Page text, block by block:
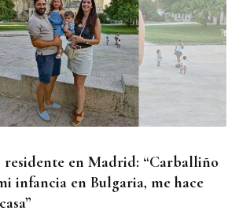
residente en Madrid: “Carballiño
infancia en Bulgaria, me hace